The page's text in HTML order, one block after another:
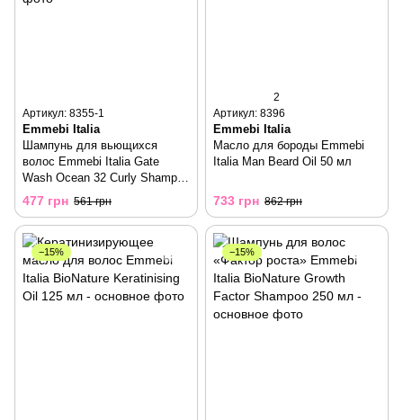
Артикул: 8355-1
Emmebi Italia
Шампунь для вьющихся
волос Emmebi Italia Gate
Wash Ocean 32 Curly Shampoo
250 мл
477 грн 561 грн
2
Артикул: 8396
Emmebi Italia
Масло для бороды Emmebi
Italia Man Beard Oil 50 мл
733 грн 862 грн
−15% −15%